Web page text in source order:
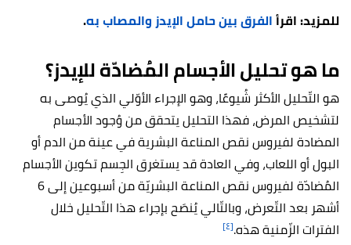
للمزيد: اقرأالفرق بين حامل الإيدز والمصاب به.
ما هو تحليل الأجسام المُضادّة للإيدز؟
هو التّحليل الأكثر شُيوعًا، وهو الإجراء الأوّلي الذي يُوصى به
لتشخيص المرض، فهذا التحليل يتحقق من وُجود الأجسام
المضادة لفيروس نقص المناعة البشرية في عينة من الدم أو
البول أو اللعاب، وفي العادة قد يستغرق الجِسم تكوين الأجسام
المُضادّة لفيروس نقص المناعة البشريّة من أسبوعين إلى 6
أشهر بعد التّعرض، وبالتّالي يُنصَح بإجراء هذا التّحليل خلال
الفترات الزّمنية هذه.[٤]